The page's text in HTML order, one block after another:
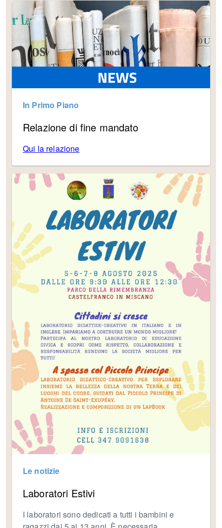
In Primo Piano
Relazione di fine mandato
Qui la relazione
Le notizie
Laboratori Estivi
I laboratori sono dedicati a tutti i bambini e